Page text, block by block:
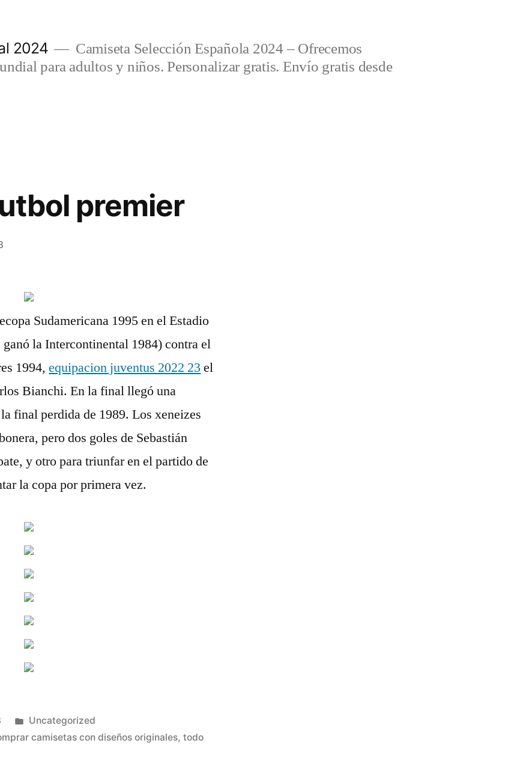
2024
Camiseta Selección Española 2024 – Ofrecemos
para adultos y niños. Personalizar gratis. Envío gratis desde
premier
Sudamericana 1995 en el Estadio
la Intercontinental 1984) contra el
1994,equipacion juventus 2022 23 el
Bianchi. En la final llegó una
final perdida de 1989. Los xeneizes
pero dos goles de Sebastián
y otro para triunfar en el partido de
la copa por primera vez.
Publicado
en
Uncategorized
camisetas con diseños originales,todo